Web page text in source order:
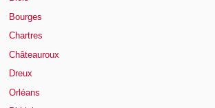
Bourges
Chartres
Châteauroux
Dreux
Orléans